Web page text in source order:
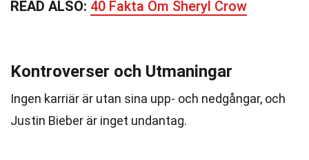
READ ALSO: 40 Fakta Om Sheryl Crow
Kontroverser och Utmaningar
Ingen karriär är utan sina upp- och nedgångar, och
Justin Bieber är inget undantag.